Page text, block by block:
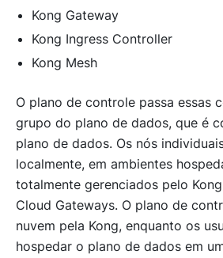
Kong Gateway
Kong Ingress Controller
Kong Mesh
O plano de controle passa essas
grupo do plano de dados, que é
plano de dados. Os nós
localmente, em ambientes
totalmente gerenciados pelo
Cloud Gateways. O plano de
nuvem pela Kong, enquanto os
hospedar o plano de dados em